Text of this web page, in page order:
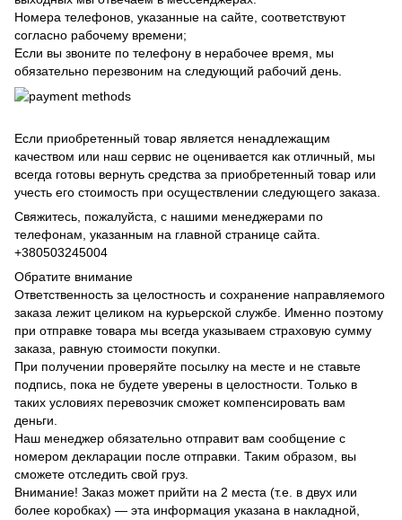
Номера телефонов, указанные на сайте, соответствуют
согласно рабочему времени;
Если вы звоните по телефону в нерабочее время, мы
обязательно перезвоним на следующий рабочий день.
Если приобретенный товар является ненадлежащим
качеством или наш сервис не оценивается как отличный, мы
всегда готовы вернуть средства за приобретенный товар или
учесть его стоимость при осуществлении следующего заказа.
Свяжитесь, пожалуйста, с нашими менеджерами по
телефонам, указанным на главной странице сайта.
+380503245004
Обратите внимание
Ответственность за целостность и сохранение направляемого
заказа лежит целиком на курьерской службе. Именно поэтому
при отправке товара мы всегда указываем страховую сумму
заказа, равную стоимости покупки.
При получении проверяйте посылку на месте и не ставьте
подпись, пока не будете уверены в целостности. Только в
таких условиях перевозчик сможет компенсировать вам
деньги.
Наш менеджер обязательно отправит вам сообщение с
номером декларации после отправки. Таким образом, вы
сможете отследить свой груз.
Внимание! Заказ может прийти на 2 места (т.е. в двух или
более коробках) — эта информация указана в накладной,